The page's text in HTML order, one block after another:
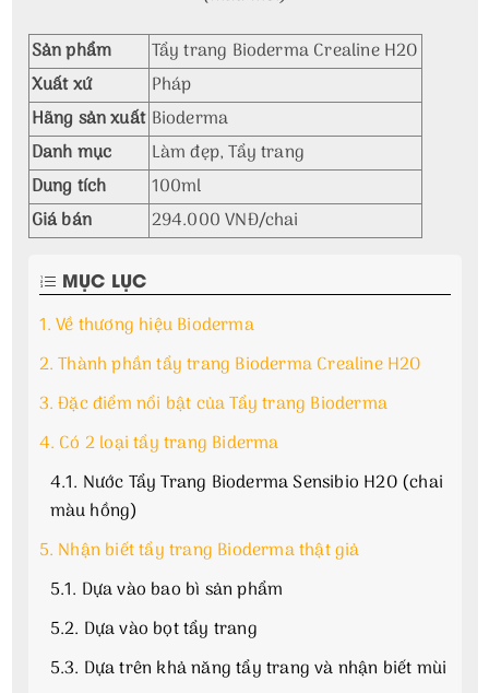
Sản phẩm
Tẩy trang Bioderma Crealine H2O
Xuất xứ
Pháp
Hãng sản xuất Bioderma
Danh mục
Làm đẹp, Tẩy trang
Dung tích
100ml
Giá bán
294.000 VNĐ/chai
MỤC LỤC
1.Về thương hiệu Bioderma
2.Thành phần tẩy trang Bioderma Crealine H2O
3.Đặc điểm nổi bật của Tẩy trang Bioderma
4. Có 2 loại tẩy trang Biderma
4.1. Nước Tẩy Trang Bioderma Sensibio H2O (chai
màu hồng)
5. Nhận biết tẩy trang Bioderma thật giả
5.1. Dựa vào bao bì sản phẩm
5.2. Dựa vào bọt tẩy trang
5.3. Dựa trên khả năng tẩy trang và nhận biết mùi